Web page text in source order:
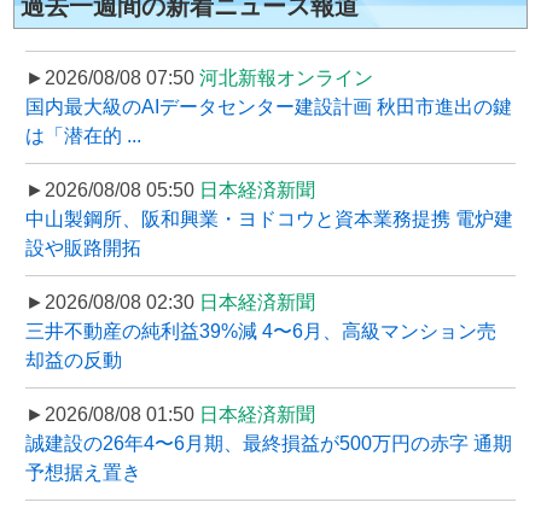
過去一週間の新着ニュース報道
►2026/08/08 07:50 河北新報オンライン
国内最大級のAIデータセンター建設計画 秋田市進出の鍵
は「潜在的 ...
►2026/08/08 05:50 日本経済新聞
中山製鋼所、阪和興業・ヨドコウと資本業務提携 電炉建
設や販路開拓
►2026/08/08 02:30 日本経済新聞
三井不動産の純利益39%減 4〜6月、高級マンション売
却益の反動
►2026/08/08 01:50 日本経済新聞
誠建設の26年4〜6月期、最終損益が500万円の赤字 通期
予想据え置き